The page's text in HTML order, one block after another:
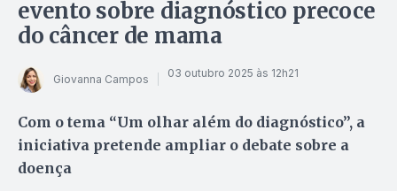
evento sobre diagnóstico precoce
do câncer de mama
Giovanna Campos 03 outubro 2025 às 12h21
Com o tema “Um olhar além do diagnóstico”, a
iniciativa pretende ampliar o debate sobre a
doença